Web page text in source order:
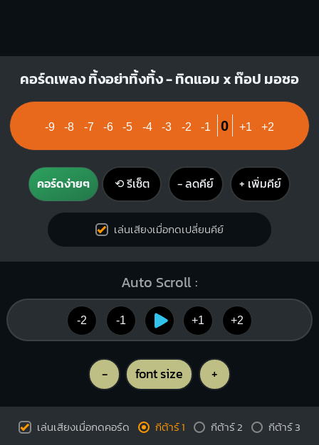
คอร์ดเพลง ทิ้งอย่าทิ้งทิ้ง - ทิดแอม x ท๊อป มอซอ
-9 -8 -7 -6 -5 -4 -3 -2 -1 0 +1 +2
คอร์ดง่ายๆ ⟲ รีเซ็ต − ลดคีย์ + เพิ่มคีย์
เล่นเสียงเมื่อกดเปลี่ยนคีย์
Auto Scroll :
-2 -1 +1 +2
- font size +
เล่นเสียงเมื่อกดคอร์ด กีต้าร์ 1 กีต้าร์ 2 กีต้าร์ 3